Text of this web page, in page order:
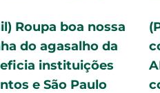
Roupa boa nossa
do agasalho da
instituições
e São Paulo